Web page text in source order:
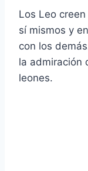
Los Leo
sí mismos y
con los
la admiración
leones.